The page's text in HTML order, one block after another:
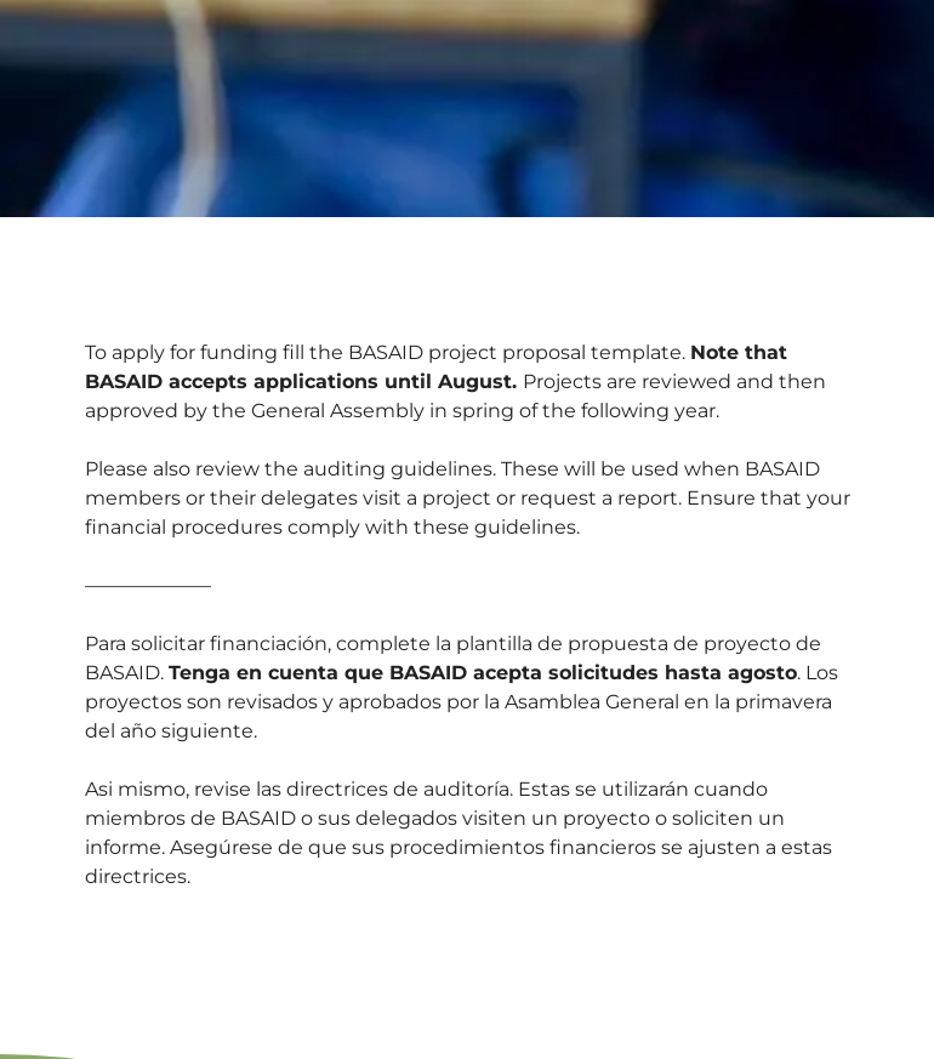
To apply for funding fill the BASAID project proposal template. Note that
BASAID accepts applications until August. Projects are reviewed and then
approved by the General Assembly in spring of the following year.
Please also review the auditing guidelines. These will be used when BASAID
members or their delegates visit a project or request a report. Ensure that your
financial procedures comply with these guidelines.
——————–
Para solicitar financiación, complete la plantilla de propuesta de proyecto de
BASAID. Tenga en cuenta que BASAID acepta solicitudes hasta agosto. Los
proyectos son revisados y aprobados por la Asamblea General en la primavera
del año siguiente.
Asi mismo, revise las directrices de auditoría. Estas se utilizarán cuando
miembros de BASAID o sus delegados visiten un proyecto o soliciten un
informe. Asegúrese de que sus procedimientos financieros se ajusten a estas
directrices.